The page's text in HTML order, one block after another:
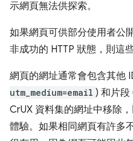
示網頁無法供探索。
如果網頁可供部分使用者公
非成功的 HTTP 狀態，則這
網頁的網址通常會包含其他
utm_medium=email ) 和片段
CrUX 資料集的網址中移除
體驗。如果相同網頁有許多